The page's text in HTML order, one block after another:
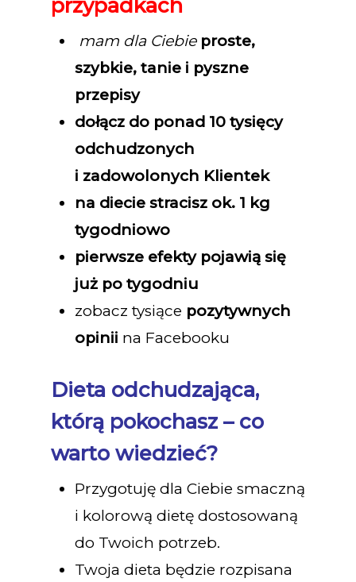
przypadkach
mam dla Ciebie proste,
szybkie, tanie i pyszne
przepisy
dołącz do ponad 10 tysięcy
odchudzonych
i zadowolonych Klientek
na diecie stracisz ok. 1 kg
tygodniowo
pierwsze efekty pojawią się
już po tygodniu
zobacz tysiące pozytywnych
opinii na Facebooku
Dieta odchudzająca,
którą pokochasz – co
warto wiedzieć?
Przygotuję dla Ciebie smaczną
i kolorową dietę dostosowaną
do Twoich potrzeb.
Twoja dieta będzie rozpisana